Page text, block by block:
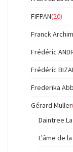
FIFPAN(20)
Franck
Frédéric
Frédéric
Frederika
Gérard Muller
Daintree
L'âme de